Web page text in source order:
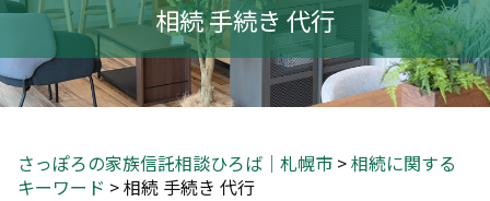
相続 手続き 代行
さっぽろの家族信託相談ひろば｜札幌市 >相続に関する
キーワード >相続 手続き 代行